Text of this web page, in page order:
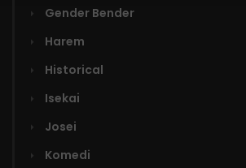
Gender Bender
Harem
Historical
Isekai
Josei
Komedi